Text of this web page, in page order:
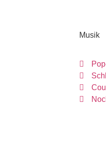
Musik